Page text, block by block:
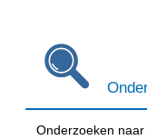
Onderzoeken